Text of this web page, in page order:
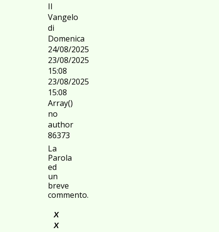
Il
Vangelo
di
Domenica
24/08/2025
23/08/2025
15:08
23/08/2025
15:08
Array()
no
author
86373
La
Parola
ed
un
breve
commento.
X
X